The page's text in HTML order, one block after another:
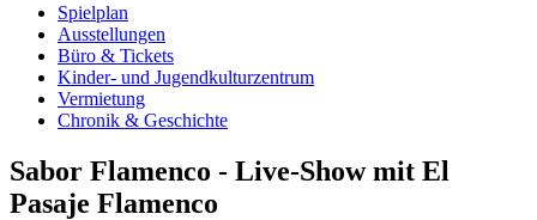
Spielplan
Ausstellungen
Büro & Tickets
Kinder- und Jugendkulturzentrum
Vermietung
Chronik & Geschichte
Sabor Flamenco - Live-Show mit El
Pasaje Flamenco